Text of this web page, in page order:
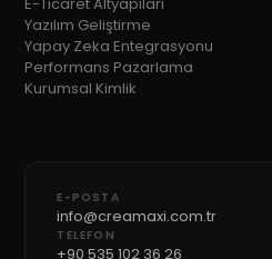
Yazılım Geliştirme
Yapay Zeka Entegrasyonu
Performans Pazarlama
Kurumsal Kimlik
E-POSTA
info@creamaxi.com.tr
TELEFON
+90 535 102 36 26